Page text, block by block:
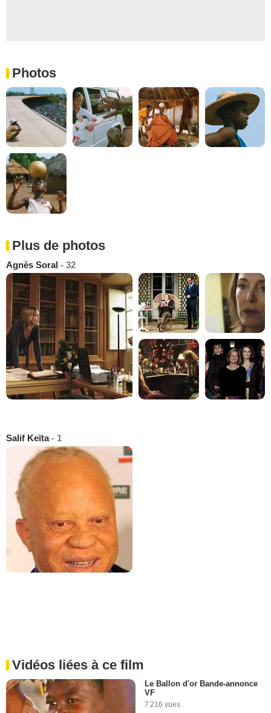
Photos
Plus de photos
Agnès Soral - 32
Salif Keïta- 1
Vidéos liées à ce film
Le Ballon d'or Bande-annonce
VF
7 216 vues